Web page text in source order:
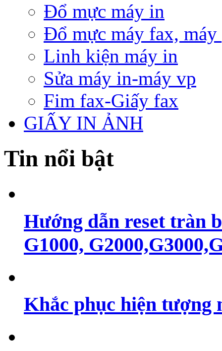
Đổ mực máy in
Đổ mực máy fax, máy
Linh kiện máy in
Sửa máy in-máy vp
Fim fax-Giấy fax
GIẤY IN ẢNH
Tin nổi bật
Hướng dẫn reset tràn
G1000,
Khắc phục hiện tượng